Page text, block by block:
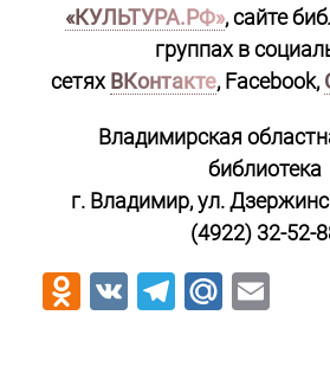
«КУЛЬТУРА.РФ»,сайте
группах в
сетях ВКонтакте, Facebook,
Владимирская
библиотека
г. Владимир, ул.
(4922) 32-52-
Odnoklassniki
VK Telegram
Mail.Ru